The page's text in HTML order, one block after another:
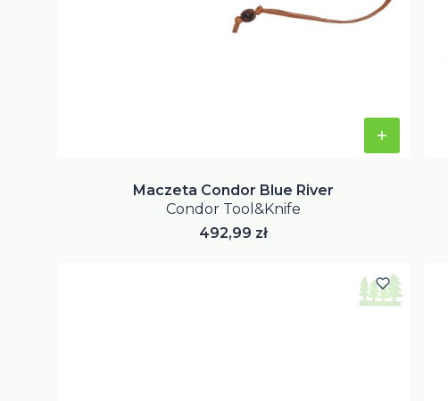
Maczeta Condor Blue River
Condor Tool&Knife
Cena
492,99 zł